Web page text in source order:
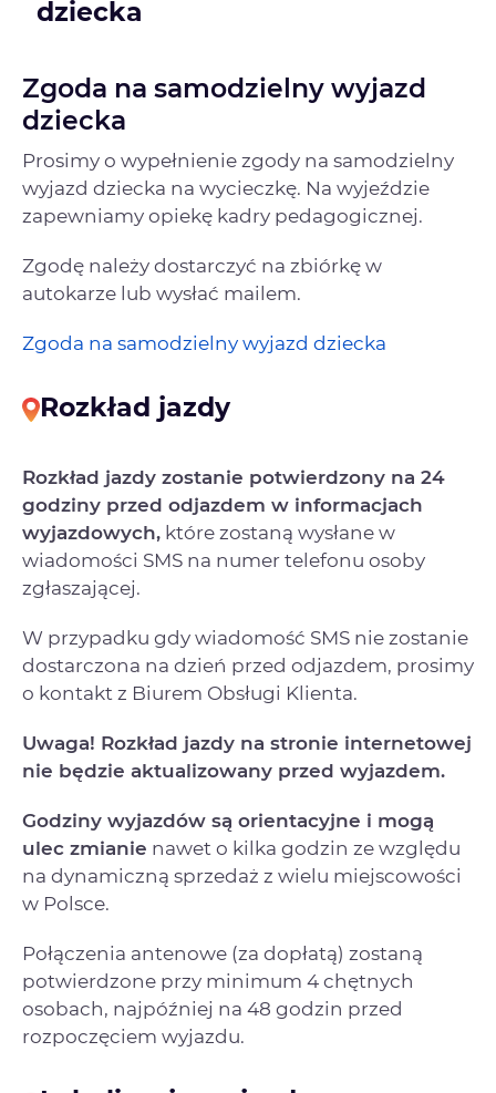
dziecka
Zgoda na samodzielny wyjazd
dziecka
Prosimy o wypełnienie zgody na samodzielny
wyjazd dziecka na wycieczkę. Na wyjeździe
zapewniamy opiekę kadry pedagogicznej.
Zgodę należy dostarczyć na zbiórkę w
autokarze lub wysłać mailem.
Zgoda na samodzielny wyjazd dziecka
Rozkład jazdy
Rozkład jazdy zostanie potwierdzony na 24
godziny przed odjazdem w informacjach
wyjazdowych, które zostaną wysłane w
wiadomości SMS na numer telefonu osoby
zgłaszającej.
W przypadku gdy wiadomość SMS nie zostanie
dostarczona na dzień przed odjazdem, prosimy
o kontakt z Biurem Obsługi Klienta.
Uwaga! Rozkład jazdy na stronie internetowej
nie będzie aktualizowany przed wyjazdem.
Godziny wyjazdów są orientacyjne i mogą
ulec zmianie nawet o kilka godzin ze względu
na dynamiczną sprzedaż z wielu miejscowości
w Polsce.
Połączenia antenowe (za dopłatą) zostaną
potwierdzone przy minimum 4 chętnych
osobach, najpóźniej na 48 godzin przed
rozpoczęciem wyjazdu.